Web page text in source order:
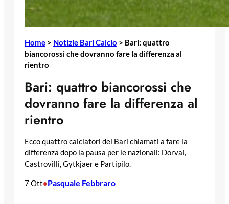
Home > Notizie Bari Calcio > Bari: quattro
biancorossi che dovranno fare la differenza al
rientro
Bari: quattro biancorossi che
dovranno fare la differenza al
rientro
Ecco quattro calciatori del Bari chiamati a fare la
differenza dopo la pausa per le nazionali: Dorval,
Castrovilli, Gytkjaer e Partipilo.
7 Ott•Pasquale Febbraro